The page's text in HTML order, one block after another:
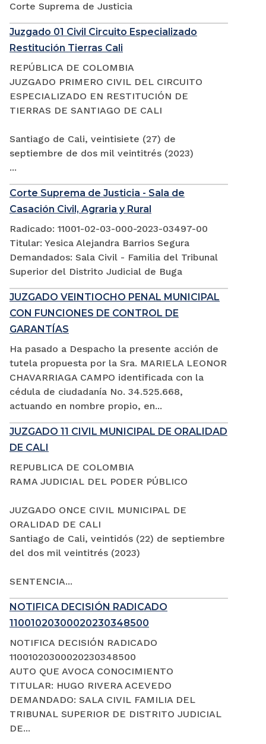
Corte Suprema de Justicia
Juzgado 01 Civil Circuito Especializado
Restitución Tierras Cali
REPÚBLICA DE COLOMBIA
JUZGADO PRIMERO CIVIL DEL CIRCUITO
ESPECIALIZADO EN RESTITUCIÓN DE
TIERRAS DE SANTIAGO DE CALI
Santiago de Cali, veintisiete (27) de
septiembre de dos mil veintitrés (2023)
...
Corte Suprema de Justicia - Sala de
Casación Civil, Agraria y Rural
Radicado: 11001-02-03-000-2023-03497-00
Titular: Yesica Alejandra Barrios Segura
Demandados: Sala Civil - Familia del Tribunal
Superior del Distrito Judicial de Buga
JUZGADO VEINTIOCHO PENAL MUNICIPAL
CON FUNCIONES DE CONTROL DE
GARANTÍAS
Ha pasado a Despacho la presente acción de
tutela propuesta por la Sra. MARIELA LEONOR
CHAVARRIAGA CAMPO identificada con la
cédula de ciudadanía No. 34.525.668,
actuando en nombre propio, en...
JUZGADO 11 CIVIL MUNICIPAL DE ORALIDAD
DE CALI
REPUBLICA DE COLOMBIA
RAMA JUDICIAL DEL PODER PÚBLICO
JUZGADO ONCE CIVIL MUNICIPAL DE
ORALIDAD DE CALI
Santiago de Cali, veintidós (22) de septiembre
del dos mil veintitrés (2023)
SENTENCIA...
NOTIFICA DECISIÓN RADICADO
11001020300020230348500
NOTIFICA DECISIÓN RADICADO
11001020300020230348500
AUTO QUE AVOCA CONOCIMIENTO
TITULAR: HUGO RIVERA ACEVEDO
DEMANDADO: SALA CIVIL FAMILIA DEL
TRIBUNAL SUPERIOR DE DISTRITO JUDICIAL
DE...